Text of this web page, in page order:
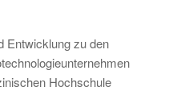
Entwicklung zu den
Hochschule